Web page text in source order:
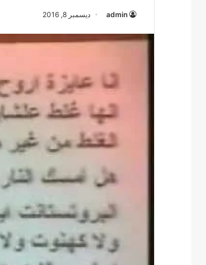
admin ديسمبر 8, 2016